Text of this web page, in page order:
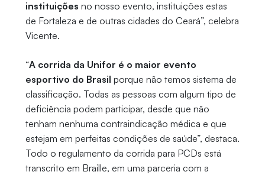
instituições no nosso evento, instituições estas
de Fortaleza e de outras cidades do Ceará”, celebra
Vicente.
“A corrida da Unifor é o maior evento
esportivo do Brasil porque não temos sistema de
classificação. Todas as pessoas com algum tipo de
deficiência podem participar, desde que não
tenham nenhuma contraindicação médica e que
estejam em perfeitas condições de saúde”, destaca.
Todo o regulamento da corrida para PCDs está
transcrito em Braille, em uma parceria com a